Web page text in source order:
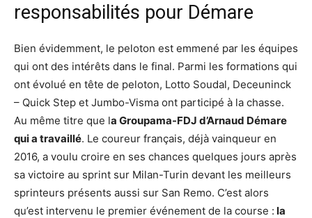
responsabilités pour Démare
Bien évidemment, le peloton est emmené par les équipes
qui ont des intérêts dans le final. Parmi les formations qui
ont évolué en tête de peloton, Lotto Soudal, Deceuninck
– Quick Step et Jumbo-Visma ont participé à la chasse.
Au même titre que la Groupama-FDJ d’Arnaud Démare
qui a travaillé. Le coureur français, déjà vainqueur en
2016, a voulu croire en ses chances quelques jours après
sa victoire au sprint sur Milan-Turin devant les meilleurs
sprinteurs présents aussi sur San Remo. C’est alors
qu’est intervenu le premier événement de la course : la